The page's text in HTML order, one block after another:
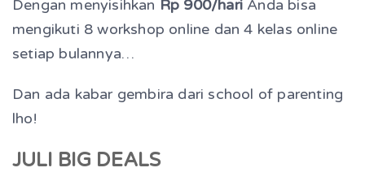
Dengan menyisihkan Rp 900/hari Anda bisa
mengikuti 8 workshop online dan 4 kelas online
setiap bulannya…
Dan ada kabar gembira dari school of parenting
lho!
JULI BIG DEALS